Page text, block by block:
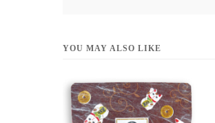
YOU MAY ALSO LIKE